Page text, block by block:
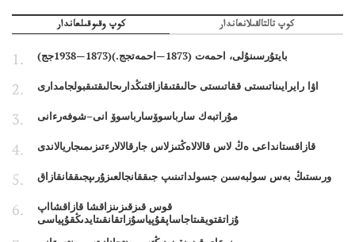
كوپ وقىوقىلعاندار كوپ تالتالقىلانعاندار
بايتۇرسىنۇلى، احمەت (1873—احمەتجج.)(1873—1938جج)
اۋا رايرايىناتىستى ققاتىستى حالىقتىقازاقتىڭدارىحالىقتىقبولجامدارى
مۇراتبەك سارباسوۆسارباسوۆ انى–شوفەرءانى
قازاقستانداعى ەڭ لاس قالالاەڭتىزلاس جارقالالارءتىزىمىجاريالاندى
ورىستىڭ بەس سولبەسىن جسولداتىنىپ جىققانجالعىزۇرىپجىققانقازاق
قوس قىزقىزىنزاقشا قازاقشااپ
ۇزاتقتويقىتاجاساپقۇپياسۇزاتقانقىتايدىڭقۇپياسى